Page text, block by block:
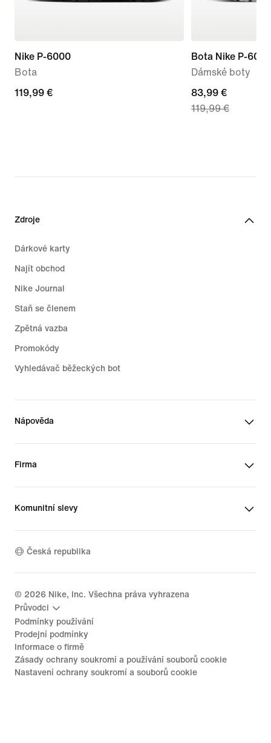
Nike P-6000
Bota
119,99 €
119,99 €
Bota Nike P-
Dámské boty
current
price
119,99 €
83,99 €
119,99 €
Zdroje
Dárkové karty
Najít obchod
Nike Journal
Staň se členem
Zpětná vazba
Promokódy
Vyhledávač běžeckých bot
Nápověda
Firma
Komunitní slevy
Česká republika
© 2026 Nike, Inc. Všechna práva vyhrazena
Průvodci
Podmínky používání
Prodejní podmínky
Informace o firmě
Zásady ochrany soukromí a používání souborů cookie
Nastavení ochrany soukromí a souborů cookie